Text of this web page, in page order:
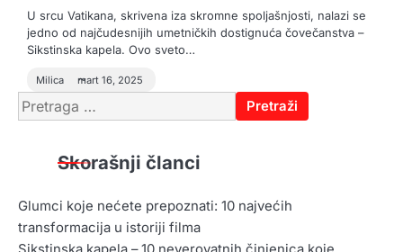
U srcu Vatikana, skrivena iza skromne spoljašnjosti, nalazi se
jedno od najčudesnijih umetničkih dostignuća čovečanstva –
Sikstinska kapela. Ovo sveto…
Milica mart 16, 2025
Pretraga
za:
Skorašnji članci
Glumci koje nećete prepoznati: 10 najvećih
transformacija u istoriji filma